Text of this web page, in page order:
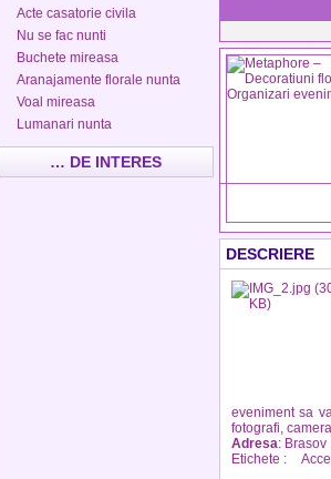
Acte casatorie civila
Nu se fac nunti
Buchete mireasa
Aranajamente florale nunta
Voal mireasa
Lumanari nunta
… DE INTERES
DESCRIERE
eveniment sa
fotografi,
Adresa: Brasov
Etichete :